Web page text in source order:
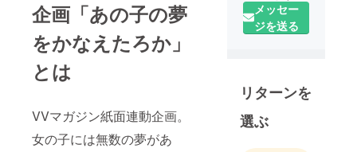
企画「あの子の夢
をかなえたろか」
とは
VVマガジン紙面連動企画。
女の子には無数の夢があ
メッセー
ジを送る
リターンを
選ぶ